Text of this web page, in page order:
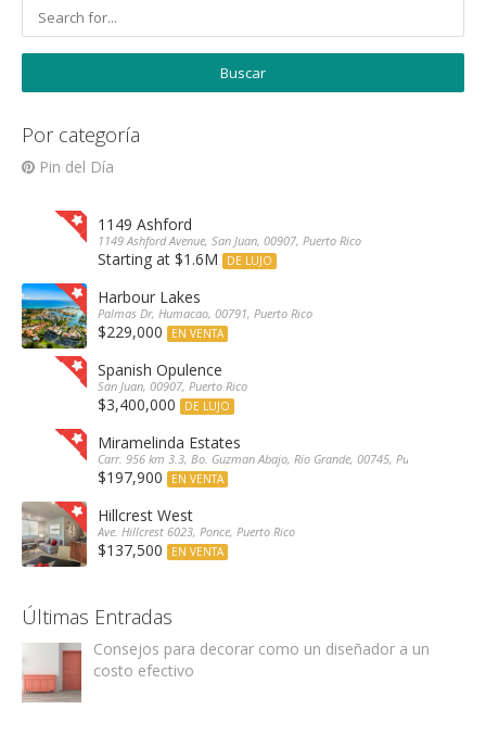
Por categoría
Pin del Día
1149 Ashford
1149 Ashford Avenue, San Juan, 00907, Puerto Rico
Starting at $1.6M DE LUJO
Harbour Lakes
Palmas Dr, Humacao, 00791, Puerto Rico
$229,000 EN VENTA
Spanish Opulence
San Juan, 00907, Puerto Rico
$3,400,000 DE LUJO
Miramelinda Estates
Carr. 956 km 3.3, Bo. Guzman Abajo, Río Grande, 00745, Puerto Rico
$197,900 EN VENTA
Hillcrest West
Ave. Hillcrest 6023, Ponce, Puerto Rico
$137,500 EN VENTA
Últimas Entradas
Consejos para decorar como un diseñador a un
costo efectivo